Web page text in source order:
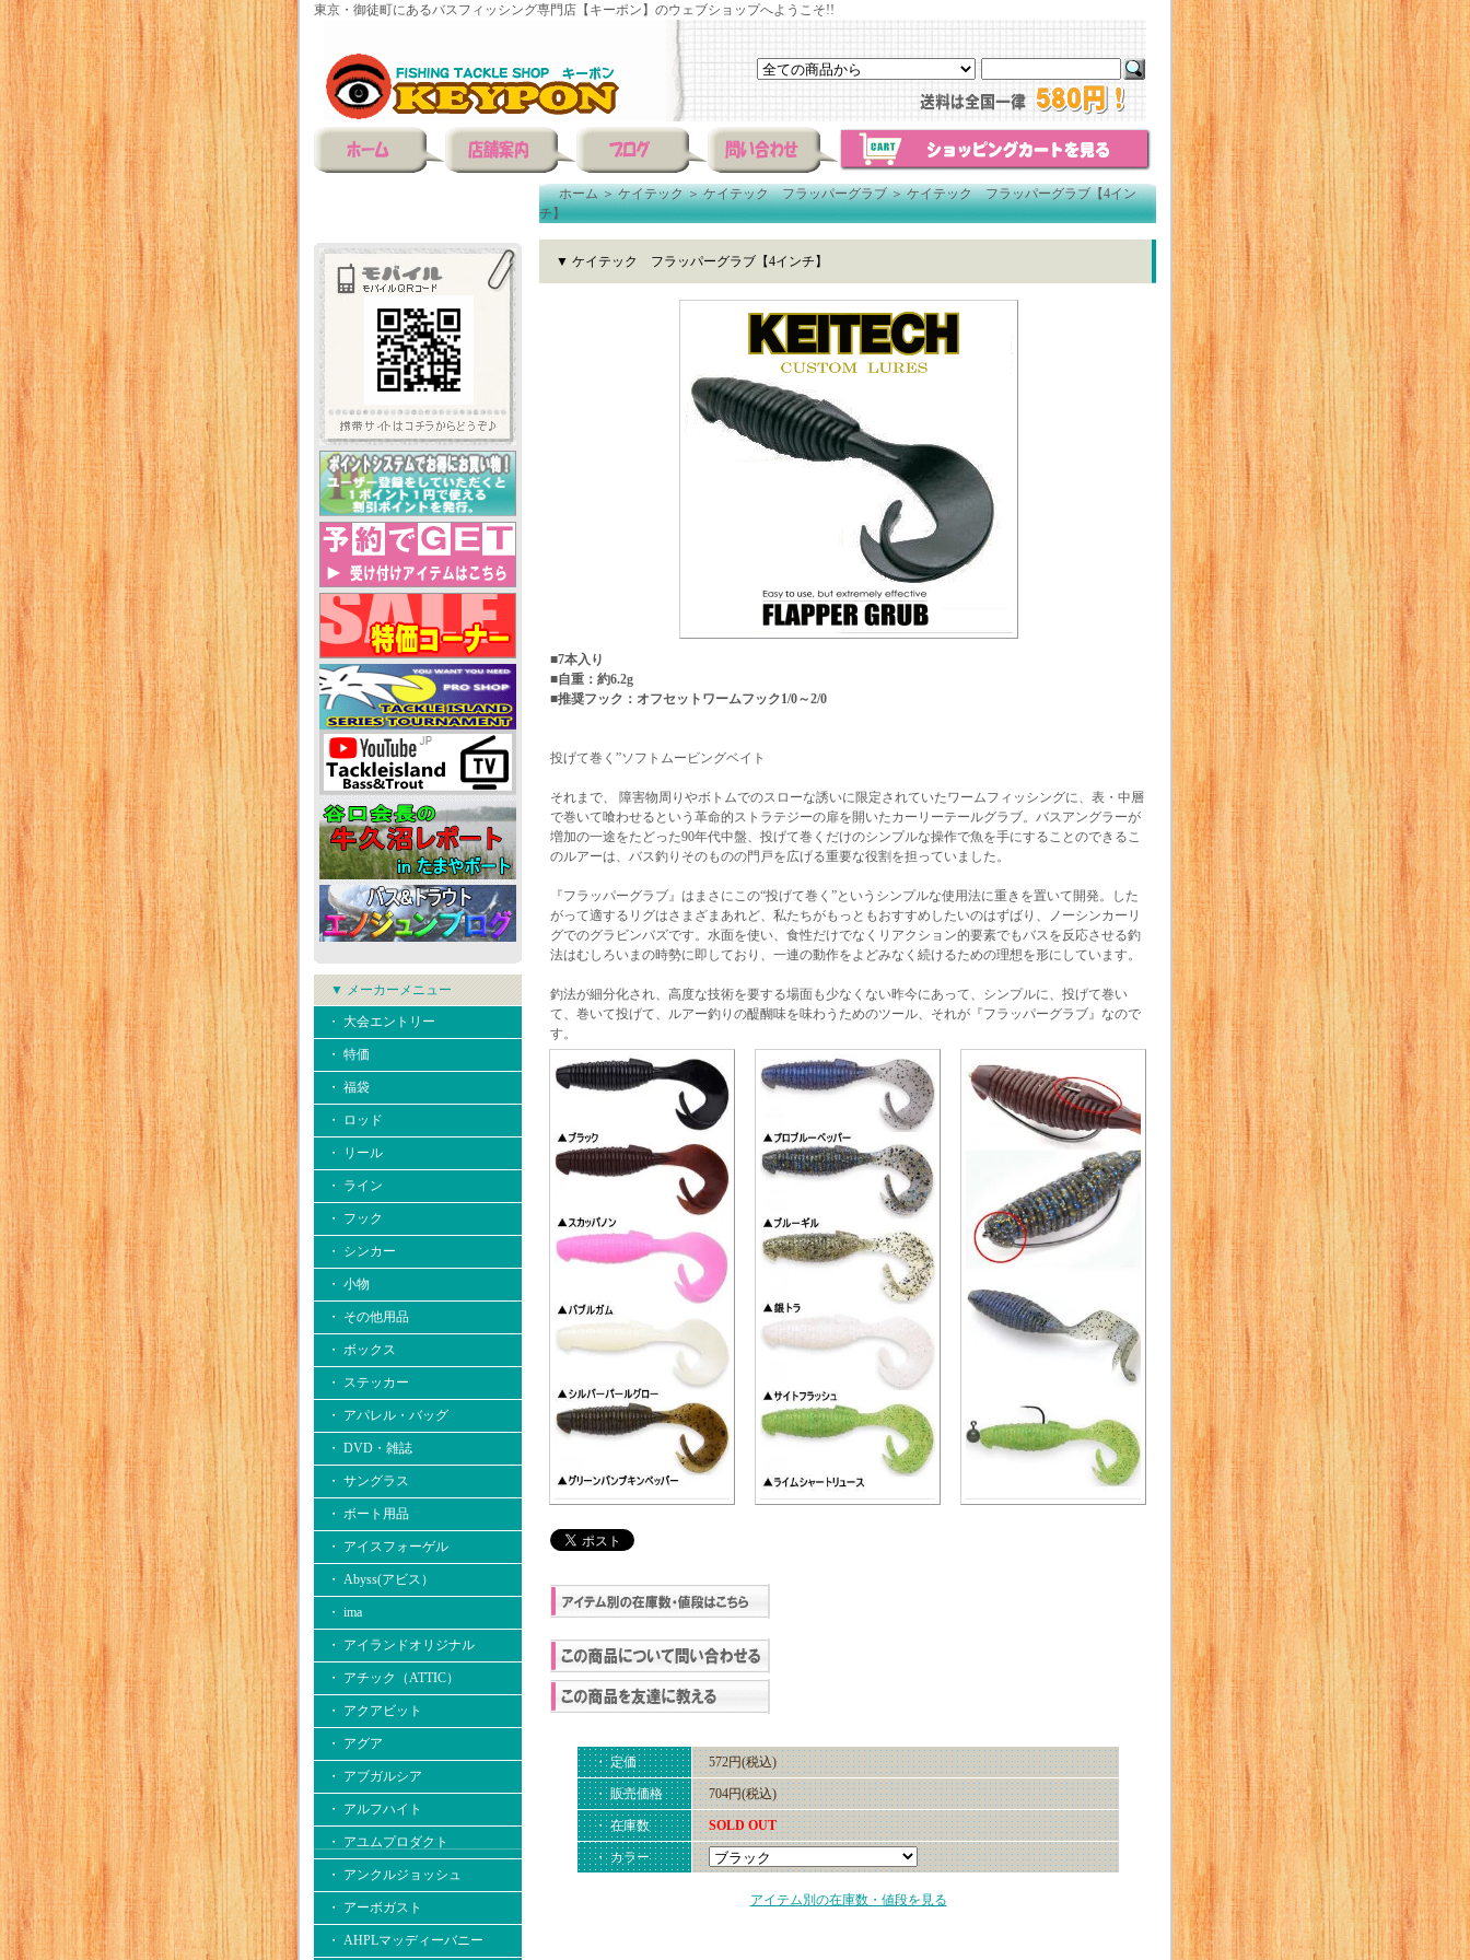
東京・御徒町にあるバスフィッシング専門店【キーポン】のウェブショップへようこそ!!
▼ メーカーメニュー
・ 大会エントリー
・ 特価
・ 福袋
・ ロッド
・ リール
・ ライン
・ フック
・ シンカー
・ 小物
・ その他用品
・ ボックス
・ ステッカー
・ アパレル・バッグ
・ DVD・雑誌
・ サングラス
・ ボート用品
・ アイスフォーゲル
・ Abyss(アビス）
・ ima
・ アイランドオリジナル
・ アチック（ATTIC）
・ アクアビット
・ アグア
・ アブガルシア
・ アルフハイト
・ アユムプロダクト
・ アンクルジョッシュ
・ アーボガスト
・ AHPLマッディーバニー
ホーム＞ケイテック＞ケイテック フラッパーグラブ＞ケイテック フラッパーグラブ【4イン
チ】
▼ ケイテック フラッパーグラブ【4インチ】
■7本入り
■自重：約6.2g
■推奨フック：オフセットワームフック1/0～2/0
投げて巻く”ソフトムービングベイト
それまで、 障害物周りやボトムでのスローな誘いに限定されていたワームフィッシングに、表・中層
で巻いて喰わせるという革命的ストラテジーの扉を開いたカーリーテールグラブ。バスアングラーが
増加の一途をたどった90年代中盤、投げて巻くだけのシンプルな操作で魚を手にすることのできるこ
のルアーは、バス釣りそのものの門戸を広げる重要な役割を担っていました。
『フラッパーグラブ』はまさにこの“投げて巻く”というシンプルな使用法に重きを置いて開発。した
がって適するリグはさまざまあれど、私たちがもっともおすすめしたいのはずばり、ノーシンカーリ
グでのグラビンバズです。水面を使い、食性だけでなくリアクション的要素でもバスを反応させる釣
法はむしろいまの時勢に即しており、一連の動作をよどみなく続けるための理想を形にしています。
釣法が細分化され、高度な技術を要する場面も少なくない昨今にあって、シンプルに、投げて巻い
て、巻いて投げて、ルアー釣りの醍醐味を味わうためのツール、それが『フラッパーグラブ』なので
す。
・ 定価 572円(税込)
・ 販売価格 704円(税込)
・ 在庫数 SOLD OUT
・ カラー
アイテム別の在庫数・値段を見る